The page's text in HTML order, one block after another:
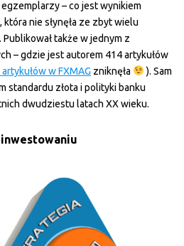
– co jest wynikiem
nie słynęła ze zbyt wielu
także w jednym z
– gdzie jest autorem 414 artykułów
w FXMAG zniknęła
). Sam
standardu złota i polityki banku
dwudziestu latach XX wieku.